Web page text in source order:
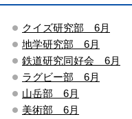
クイズ研究部 6月
地学研究部 6月
鉄道研究同好会 6月
ラグビー部 6月
山岳部 6月
美術部 6月